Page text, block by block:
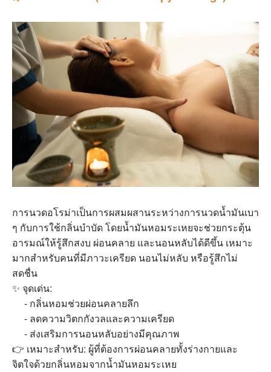
การนวดอโรม่าเป็นการผสมผสานระหว่างการนวดน้ำมันเบา
ๆ กับการใช้กลิ่นบำบัด โดยน้ำมันหอมระเหยจะช่วยกระตุ้น
อารมณ์ให้รู้สึกสงบ ผ่อนคลาย และนอนหลับได้ดีขึ้น เหมาะ
มากสำหรับคนที่มีภาวะเครียด นอนไม่หลับ หรือรู้สึกไม่
สดชื่น
✨ จุดเด่น:
- กลิ่นหอมช่วยผ่อนคลายลึก
- ลดความวิตกกังวลและความเครียด
- ส่งเสริมการนอนหลับอย่างมีคุณภาพ
👉 เหมาะสำหรับ: ผู้ที่ต้องการผ่อนคลายทั้งร่างกายและ
จิตใจด้วยกลิ่นหอมจากน้ำมันหอมระเหย